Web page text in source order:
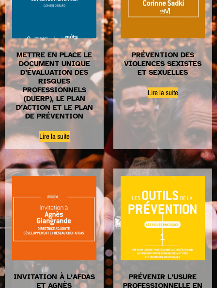
METTRE EN PLACE LE
DOCUMENT UNIQUE
D’ÉVALUATION DES
RISQUES
PROFESSIONNELS
(DUERP), LE PLAN
D’ACTION ET LE PLAN
DE PRÉVENTION
Lire la suite
PRÉVENTION DES
VIOLENCES SEXISTES
ET SEXUELLES
Lire la suite
INVITATION À L’AFDAS
ET AGNÈS
PRÉVENIR L’USURE
PROFESSIONNELLE EN